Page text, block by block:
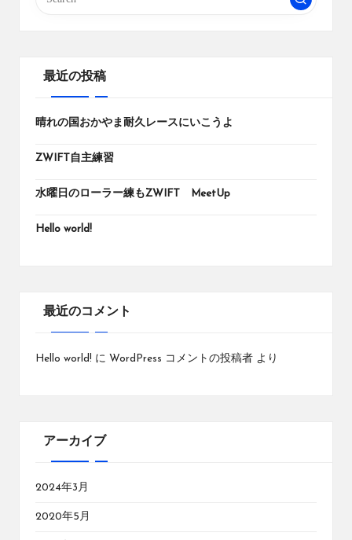
最近の投稿
晴れの国おかやま耐久レースにいこうよ
ZWIFT自主練習
水曜日のローラー練もZWIFT MeetUp
Hello world!
最近のコメント
Hello world! に WordPress コメントの投稿者 より
アーカイブ
2024年3月
2020年5月